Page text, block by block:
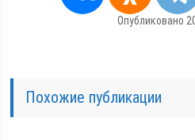
Опубликовано
Похожие публикации